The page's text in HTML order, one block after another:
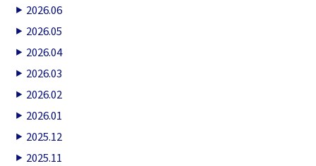
2026.06
2026.05
2026.04
2026.03
2026.02
2026.01
2025.12
2025.11